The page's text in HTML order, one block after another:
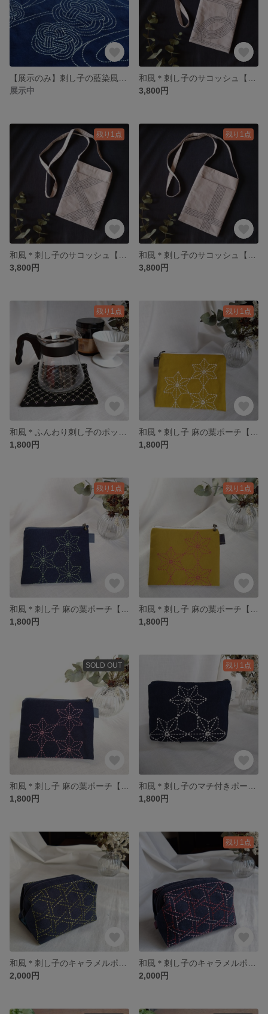
展示中
3,800円
残り1点
3,800円
残り1点
3,800円
残り1点
1,800円
残り1点
1,800円
残り1点
1,800円
残り1点
1,800円
SOLD OUT
1,800円
残り1点
1,800円
2,000円
残り1点
2,000円